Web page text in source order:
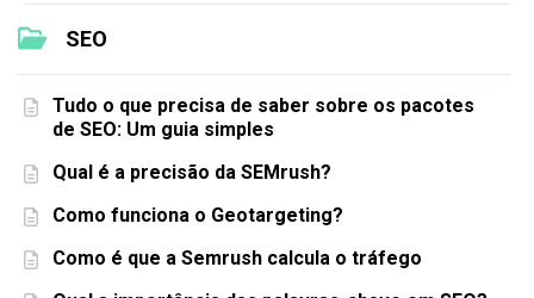
SEO
Tudo o que precisa de saber sobre os pacotes
de SEO: Um guia simples
Qual é a precisão da SEMrush?
Como funciona o Geotargeting?
Como é que a Semrush calcula o tráfego